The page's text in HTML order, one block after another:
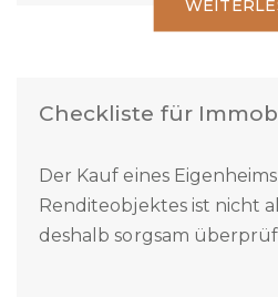
Checkliste für
Der Kauf eines Eigenheims